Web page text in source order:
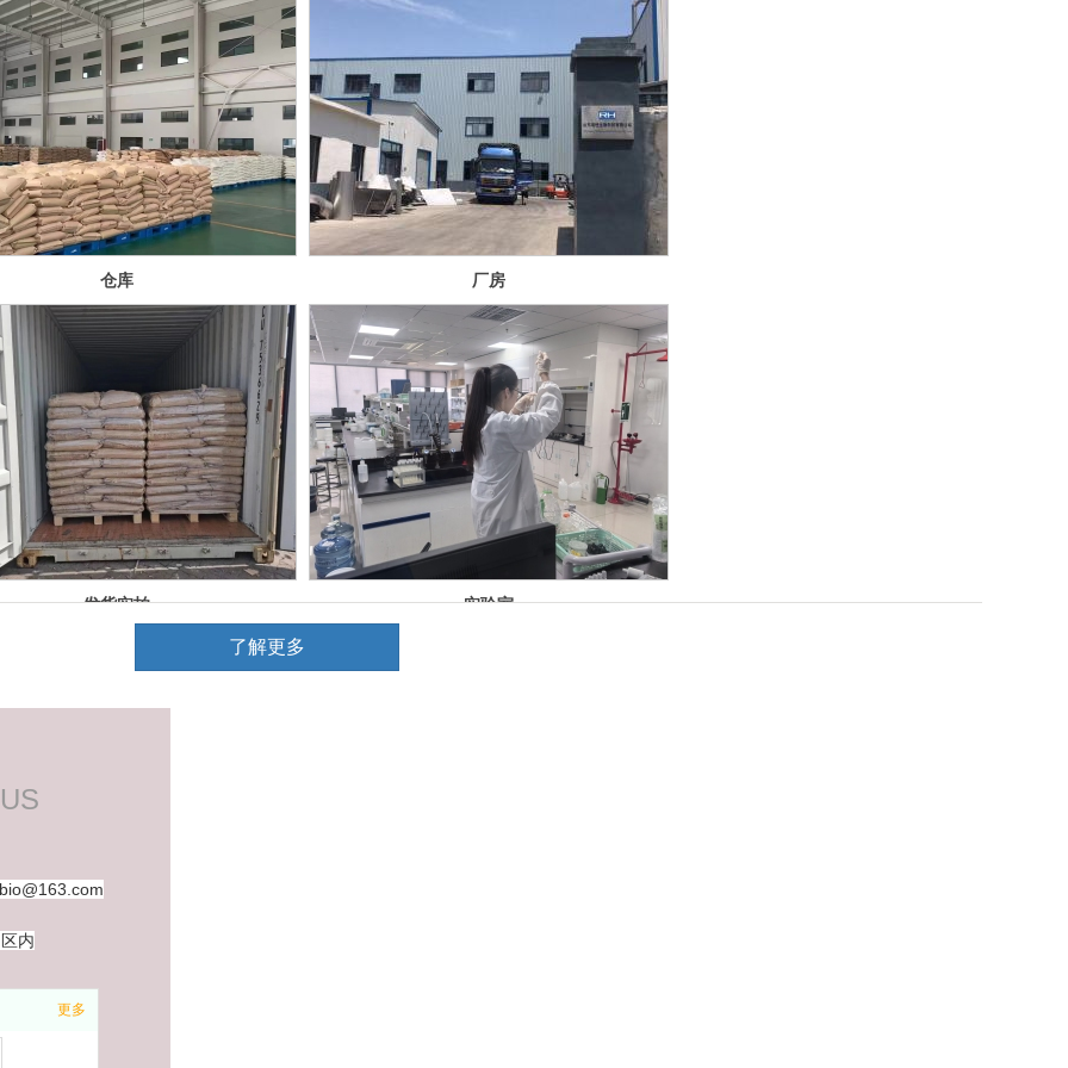
| 29th China International Food Additives and Ingredients Exhibition
山东瑞恒生物科技有限公司 山东滕宝食品科技有限公司 联合主办
| Co-hosted by Shandong Ruiheng Biotechnology Co., Ltd. Shandong Tengbao Food Technology Co., Ltd.
2026马年大吉，春节放假安排！
仓库 厂房
发货实拍 实验室
了解更多
更多
内